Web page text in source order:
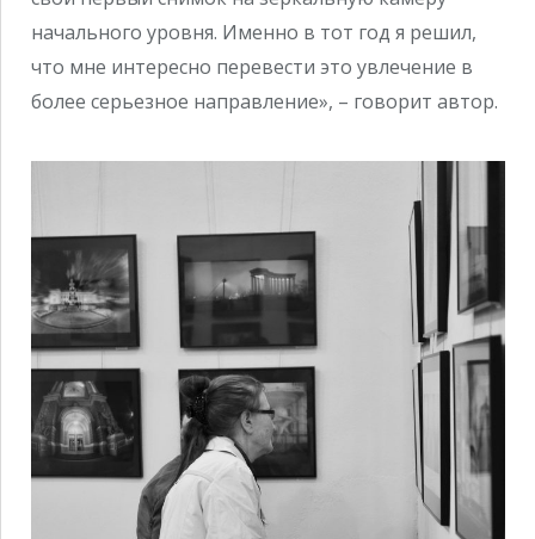
начального уровня. Именно в тот год я решил,
что мне интересно перевести это увлечение в
более серьезное направление», – говорит автор.